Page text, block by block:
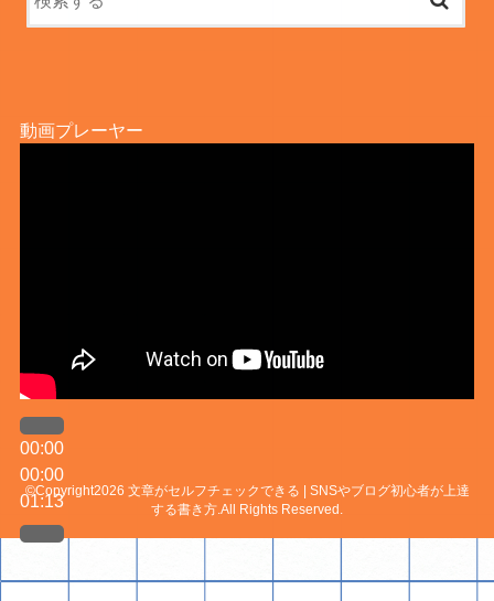
動画プレーヤー
00:00
00:00
01:13
©Copyright2026 文章がセルフチェックできる | SNSやブログ初心者が上達
する書き方 .All Rights Reserved.